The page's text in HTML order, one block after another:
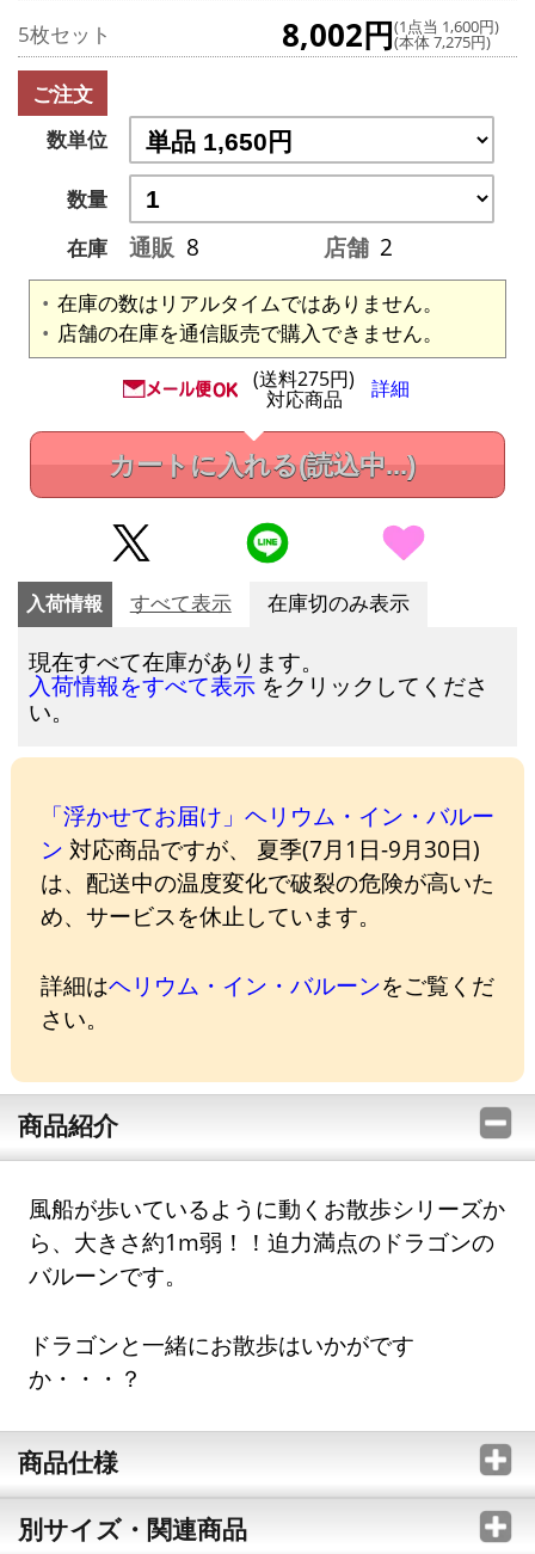
5枚セット 8,002円(1点当 1,600円)
(本体 7,275円)
ご注文
数単位
数量
在庫
通販 8 店舗 2
在庫の数はリアルタイムではありません。
店舗の在庫を通信販売で購入できません。
(送料275円)
対応商品 詳細
カートに入れる(読込中...)
入荷情報 すべて表示 在庫切のみ表示
現在すべて在庫があります。
入荷情報をすべて表示 をクリックしてくださ
い。
「浮かせてお届け」ヘリウム・イン・バルー
ン 対応商品ですが、 夏季(7月1日-9月30日)
は、配送中の温度変化で破裂の危険が高いた
め、サービスを休止しています。
詳細はヘリウム・イン・バルーンをご覧くだ
さい。
商品紹介
風船が歩いているように動くお散歩シリーズか
ら、大きさ約1m弱！！迫力満点のドラゴンの
バルーンです。
ドラゴンと一緒にお散歩はいかがです
か・・・？
商品仕様
別サイズ・関連商品